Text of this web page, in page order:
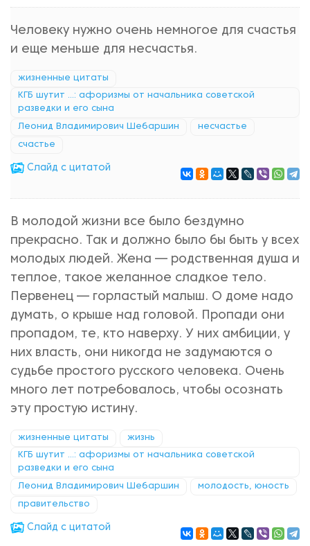
Человеку нужно очень немногое для счастья
и еще меньше для несчастья.
жизненные цитаты
КГБ шутит ...: афоризмы от начальника советской
разведки и его сына
Леонид Владимирович Шебаршин несчастье
счастье
Cлайд с цитатой
В молодой жизни все было бездумно
прекрасно. Так и должно было бы быть у всех
молодых людей. Жена — родственная душа и
теплое, такое желанное сладкое тело.
Первенец — горластый малыш. О доме надо
думать, о крыше над головой. Пропади они
пропадом, те, кто наверху. У них амбиции, у
них власть, они никогда не задумаются о
судьбе простого русского человека. Очень
много лет потребовалось, чтобы осознать
эту простую истину.
жизненные цитаты жизнь
КГБ шутит ...: афоризмы от начальника советской
разведки и его сына
Леонид Владимирович Шебаршин молодость, юность
правительство
Cлайд с цитатой